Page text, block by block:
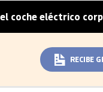
corporativo |
RECIBE